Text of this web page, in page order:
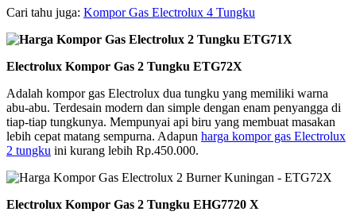
Cari tahu juga: Kompor Gas Electrolux 4 Tungku
Electrolux Kompor Gas 2 Tungku ETG72X
Adalah kompor gas Electrolux dua tungku yang memiliki warna
abu-abu. Terdesain modern dan simple dengan enam penyangga di
tiap-tiap tungkunya. Mempunyai api biru yang membuat masakan
lebih cepat matang sempurna. Adapun harga kompor gas Electrolux
2 tungku ini kurang lebih Rp.450.000.
Electrolux Kompor Gas 2 Tungku EHG7720 X